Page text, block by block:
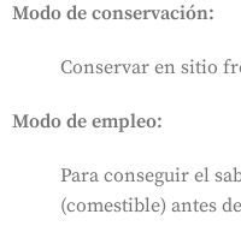
Modo de conservación:
Conservar en sitio
Modo de empleo:
Para conseguir el
(comestible) antes